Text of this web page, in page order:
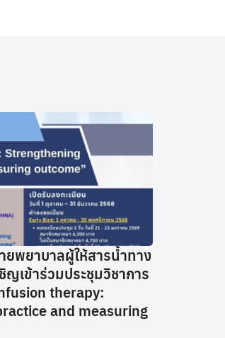
ยพยาบาลผู้ให้สารน้ำทาง
ญเข้าร่วมประชุมวิชาการ
therapy:
and measuring